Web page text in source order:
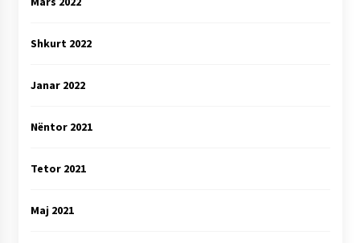
Shkurt 2022
Janar 2022
Nëntor 2021
Tetor 2021
Maj 2021